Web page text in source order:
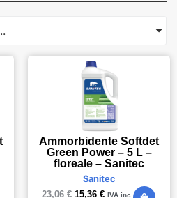
Ammorbidente Softdet
Green Power – 5 L –
floreale – Sanitec
Sanitec
23,06€ 15,36 € IVA inc.